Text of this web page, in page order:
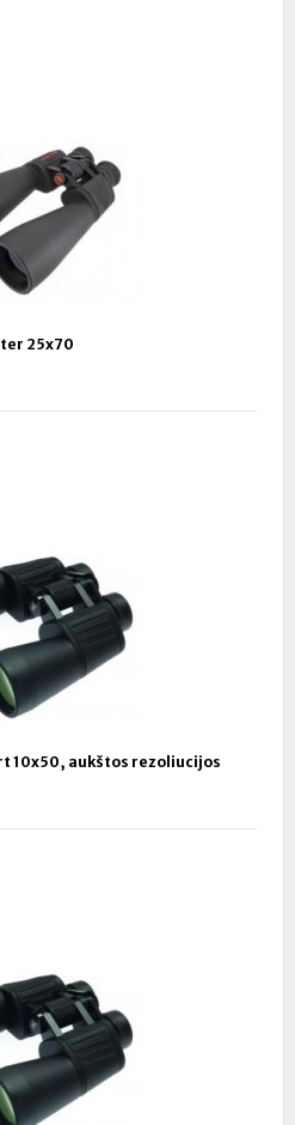
25x70
10x50, aukštos rezoliucijos